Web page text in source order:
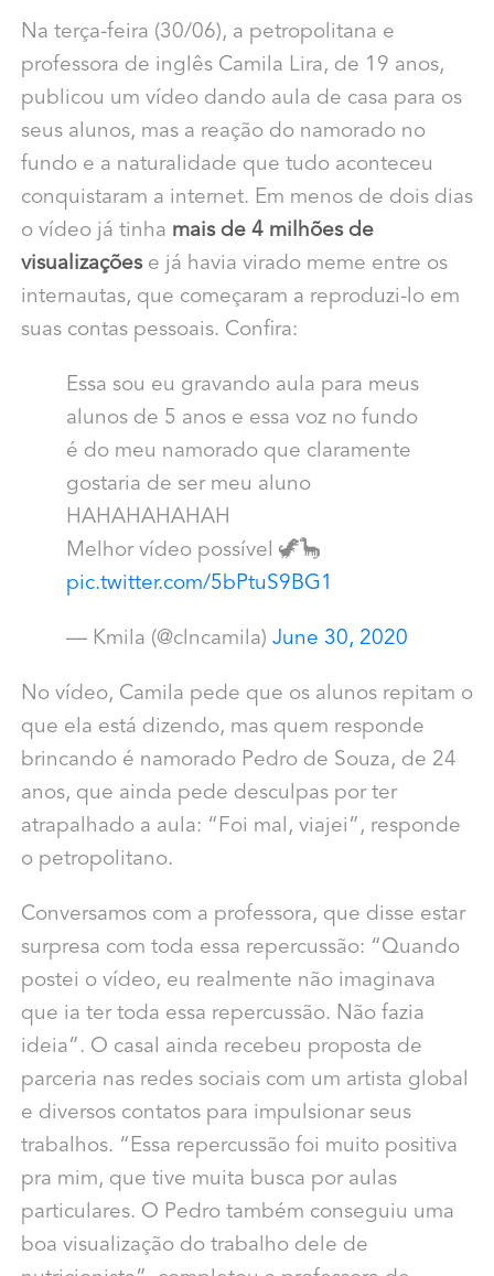
Na terça-feira (30/06), a petropolitana e
professora de inglês Camila Lira, de 19 anos,
publicou um vídeo dando aula de casa para os
seus alunos, mas a reação do namorado no
fundo e a naturalidade que tudo aconteceu
conquistaram a internet. Em menos de dois dias
o vídeo já tinha mais de 4 milhões de
visualizaçõese já havia virado meme entre os
internautas, que começaram a reproduzi-lo em
suas contas pessoais. Confira:
Essa sou eu gravando aula para meus
alunos de 5 anos e essa voz no fundo
é do meu namorado que claramente
gostaria de ser meu aluno
HAHAHAHAHAH
Melhor vídeo possível 🦖🦕
pic.twitter.com/5bPtuS9BG1
— Kmila (@clncamila) June 30, 2020
No vídeo, Camila pede que os alunos repitam o
que ela está dizendo, mas quem responde
brincando é namorado Pedro de Souza, de 24
anos, que ainda pede desculpas por ter
atrapalhado a aula: “Foi mal, viajei”, responde
o petropolitano.
Conversamos com a professora, que disse estar
surpresa com toda essa repercussão: “Quando
postei o vídeo, eu realmente não imaginava
que ia ter toda essa repercussão. Não fazia
ideia”. O casal ainda recebeu proposta de
parceria nas redes sociais com um artista global
e diversos contatos para impulsionar seus
trabalhos. “Essa repercussão foi muito positiva
pra mim, que tive muita busca por aulas
particulares. O Pedro também conseguiu uma
boa visualização do trabalho dele de